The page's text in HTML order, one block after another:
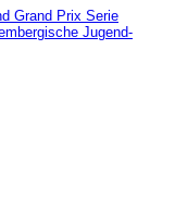
Grand Prix Serie
Jugend-